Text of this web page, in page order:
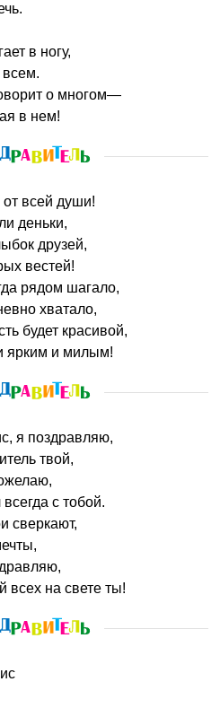
в ногу,
всем.
о многом—
в нем!
от всей души!
деньки,
друзей,
вестей!
рядом шагало,
хватало,
будет красивой,
ярким и милым!
я поздравляю,
твой,
с тобой.
сверкают,
всех на свете ты!